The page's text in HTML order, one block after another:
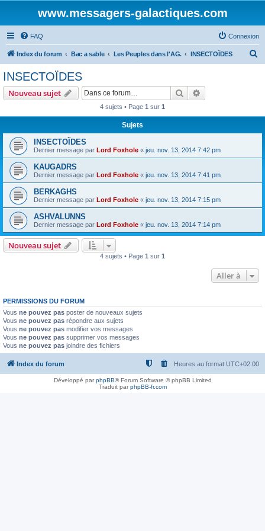
www.messagers-galactiques.com
FAQ Connexion
Index du forum Bac a sable Les Peuples dans l'AG. INSECTOÏDES
r
INSECTOÏDES
Nouveau sujet Rechercher
4 sujets • Page 1 sur 1
Sujets
INSECTOÏDES
Dernier message par Lord Foxhole « jeu. nov. 13, 2014 7:42 pm
KAUGADRS
Dernier message par Lord Foxhole « jeu. nov. 13, 2014 7:41 pm
BERKAGHS
Dernier message par Lord Foxhole « jeu. nov. 13, 2014 7:15 pm
ASHVALUNNS
Dernier message par Lord Foxhole « jeu. nov. 13, 2014 7:14 pm
Nouveau sujet
4 sujets • Page 1 sur 1
Aller à
PERMISSIONS DU FORUM
Vous ne pouvez pas poster de nouveaux sujets
Vous ne pouvez pas répondre aux sujets
Vous ne pouvez pas modifier vos messages
Vous ne pouvez pas supprimer vos messages
Vous ne pouvez pas joindre des fichiers
Index du forum Heures au format UTC+02:00
Développé parphpBB® Forum Software © phpBB Limited
Traduit parphpBB-fr.com